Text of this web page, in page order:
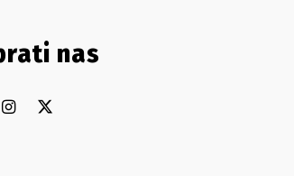
nas